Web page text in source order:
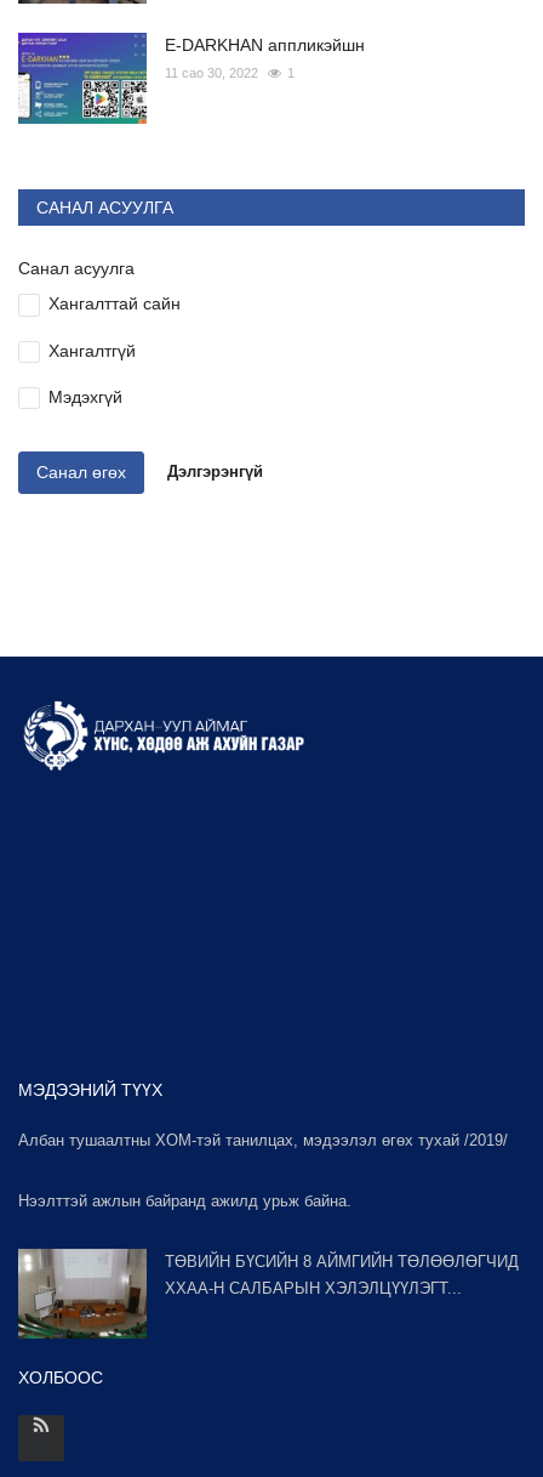
E-DARKHAN аппликэйшн
11 сао 30, 2022 1
САНАЛ АСУУЛГА
Санал асуулга
Хангалттай сайн
Хангалтгүй
Мэдэхгүй
Санал өгөх Дэлгэрэнгүй
МЭДЭЭНИЙ ТҮҮХ
Албан тушаалтны ХОМ-тэй танилцах, мэдээлэл өгөх тухай /2019/
Нээлттэй ажлын байранд ажилд урьж байна.
ТӨВИЙН БҮСИЙН 8 АЙМГИЙН ТӨЛӨӨЛӨГЧИД
ХХАА-Н САЛБАРЫН ХЭЛЭЛЦҮҮЛЭГТ...
ХОЛБООС